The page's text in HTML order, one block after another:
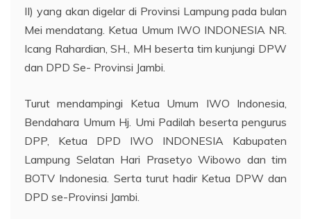
II) yang akan digelar di Provinsi Lampung pada bulan
Mei mendatang. Ketua Umum IWO INDONESIA NR.
Icang Rahardian, SH., MH beserta tim kunjungi DPW
dan DPD Se- Provinsi Jambi.
Turut mendampingi Ketua Umum IWO Indonesia,
Bendahara Umum Hj. Umi Padilah beserta pengurus
DPP, Ketua DPD IWO INDONESIA Kabupaten
Lampung Selatan Hari Prasetyo Wibowo dan tim
BOTV Indonesia. Serta turut hadir Ketua DPW dan
DPD se-Provinsi Jambi.